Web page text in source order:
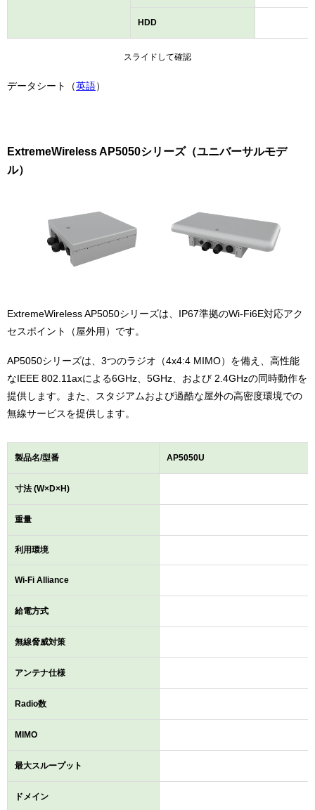
HDD
スライドして確認
データシート（英語）
ExtremeWireless AP5050シリーズ（ユニバーサルモデ
ル）
ExtremeWireless AP5050シリーズは、IP67準拠のWi-Fi6E対応アク
セスポイント（屋外用）です。
AP5050シリーズは、3つのラジオ（4x4:4 MIMO）を備え、高性能
なIEEE 802.11axによる6GHz、5GHz、および 2.4GHzの同時動作を
提供します。また、スタジアムおよび過酷な屋外の高密度環境での
無線サービスを提供します。
製品名/型番 AP5050U
寸法 (W×D×H)
重量
利用環境
Wi-Fi Alliance
給電方式
無線脅威対策
アンテナ仕様
Radio数
MIMO
最大スループット
ドメイン